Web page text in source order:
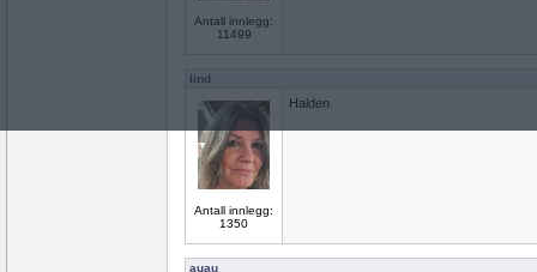
Antall innlegg:
11499
lind
Antall innlegg:
1350
Halden
auau